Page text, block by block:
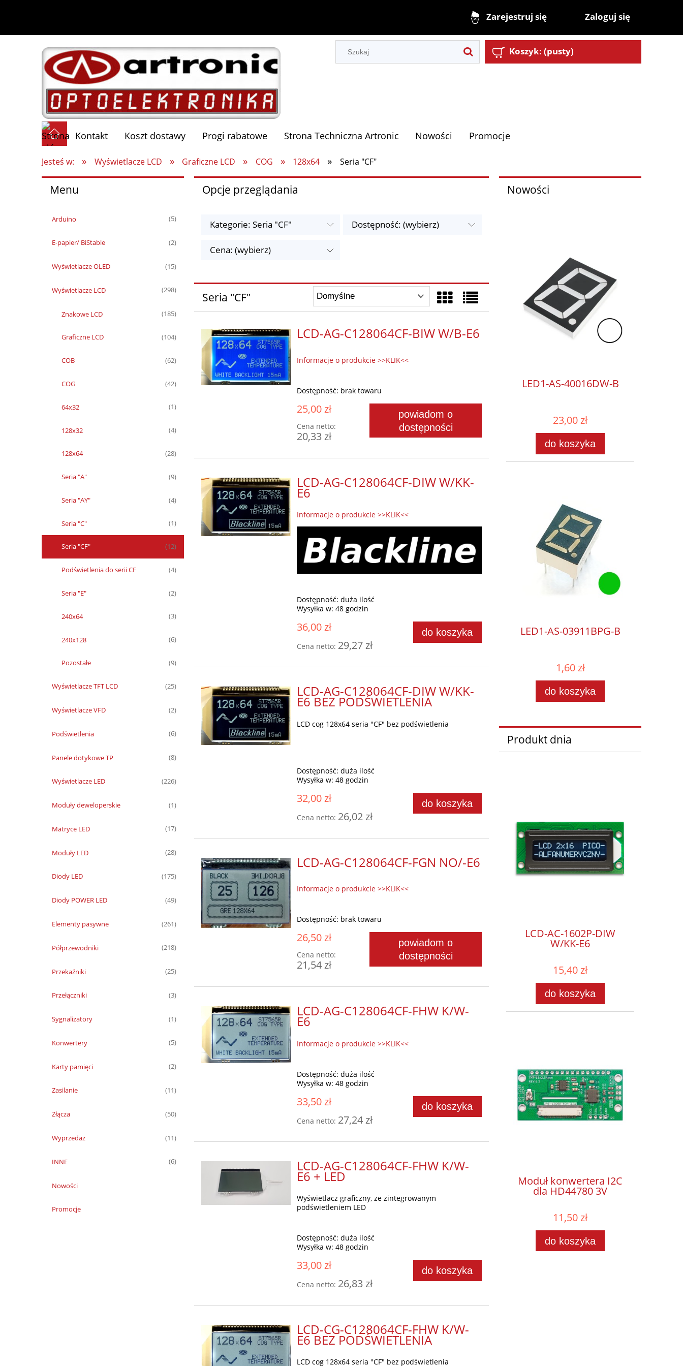
Zarejestruj się Zaloguj się
Koszyk: (pusty)
Kontakt Koszt dostawy Progi rabatowe Strona Techniczna Artronic Nowości Promocje
Jesteś w: » Wyświetlacze LCD » Graficzne LCD » COG » 128x64 » Seria "CF"
Menu
Arduino (5)
E-papier/ BiStable (2)
Wyświetlacze OLED (15)
Wyświetlacze LCD (298)
Znakowe LCD (185)
Graficzne LCD (104)
COB (62)
COG (42)
64x32 (1)
128x32 (4)
128x64 (28)
Seria "A" (9)
Seria "AY" (4)
Seria "C" (1)
Seria "CF" (12)
Podświetlenia do serii CF (4)
Seria "E" (2)
240x64 (3)
240x128 (6)
Pozostałe (9)
Wyświetlacze TFT LCD (25)
Wyświetlacze VFD (2)
Podświetlenia (6)
Panele dotykowe TP (8)
Wyświetlacze LED (226)
Moduły deweloperskie (1)
Matryce LED (17)
Moduły LED (28)
Diody LED (175)
Diody POWER LED (49)
Elementy pasywne (261)
Półprzewodniki (218)
Przekaźniki (25)
Przełączniki (3)
Sygnalizatory (1)
Konwertery (5)
Karty pamięci (2)
Zasilanie (11)
Złącza (50)
Wyprzedaż (11)
INNE (6)
Nowości
Promocje
Opcje przeglądania
Kategorie: Seria "CF" Dostępność: (wybierz)
Cena: (wybierz)
Seria "CF"
LCD-AG-C128064CF-BIW W/B-E6
Informacje o produkcie >>KLIK<<
Dostępność: brak towaru
25,00 zł
Cena netto:
20,33 zł
powiadom o
dostępności
LCD-AG-C128064CF-DIW W/KK-
E6
Informacje o produkcie >>KLIK<<
Dostępność: duża ilość
Wysyłka w: 48 godzin
36,00 zł
Cena netto: 29,27 zł
do koszyka
LCD-AG-C128064CF-DIW W/KK-
E6 BEZ PODŚWIETLENIA
LCD cog 128x64 seria "CF" bez podświetlenia
Dostępność: duża ilość
Wysyłka w: 48 godzin
32,00 zł
Cena netto: 26,02 zł
do koszyka
LCD-AG-C128064CF-FGN NO/-E6
Informacje o produkcie >>KLIK<<
Dostępność: brak towaru
26,50 zł
Cena netto:
21,54 zł
powiadom o
dostępności
LCD-AG-C128064CF-FHW K/W-
E6
Informacje o produkcie >>KLIK<<
Dostępność: duża ilość
Wysyłka w: 48 godzin
33,50 zł
Cena netto: 27,24 zł
do koszyka
LCD-AG-C128064CF-FHW K/W-
E6 + LED
Wyświetlacz graficzny, ze zintegrowanym
podświetleniem LED
Dostępność: duża ilość
Wysyłka w: 48 godzin
33,00 zł
Cena netto: 26,83 zł
do koszyka
LCD-CG-C128064CF-FHW K/W-
E6 BEZ PODŚWIETLENIA
LCD cog 128x64 seria "CF" bez podświetlenia
Nowości
LED1-AS-40016DW-B
23,00 zł
do koszyka
LED1-AS-03911BPG-B
1,60 zł
do koszyka
Produkt dnia
LCD-AC-1602P-DIW
W/KK-E6
15,40 zł
do koszyka
Moduł konwertera I2C
dla HD44780 3V
11,50 zł
do koszyka